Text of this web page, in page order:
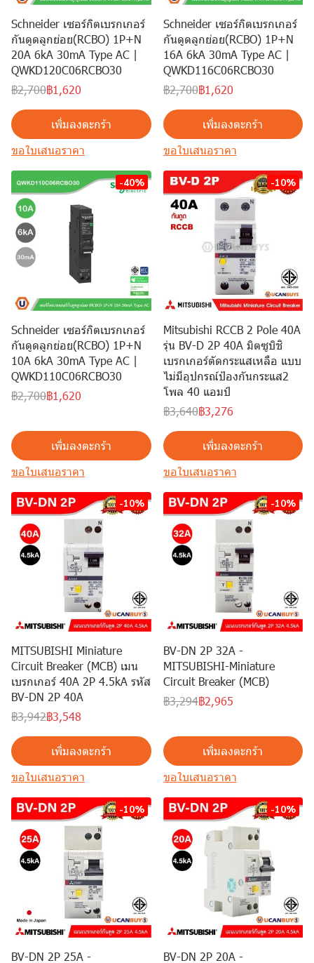
Schneider เซอร์กิตเบรกเกอร์
กันดูดลูกย่อย(RCBO) 1P+N
20A 6kA 30mA Type AC |
QWKD120C06RCBO30
฿2,700฿1,620
เพิ่มลงตะกร้า
ขอใบเสนอราคา
Schneider เซอร์กิตเบรกเกอร์
กันดูดลูกย่อย(RCBO) 1P+N
16A 6kA 30mA Type AC |
QWKD116C06RCBO30
฿2,700฿1,620
เพิ่มลงตะกร้า
ขอใบเสนอราคา
-40%
Schneider เซอร์กิตเบรกเกอร์
กันดูดลูกย่อย(RCBO) 1P+N
10A 6kA 30mA Type AC |
QWKD110C06RCBO30
฿2,700฿1,620
เพิ่มลงตะกร้า
ขอใบเสนอราคา
-10%
Mitsubishi RCCB 2 Pole 40A
รุ่น BV-D 2P 40A มิตซูบิชิ
เบรกเกอร์ตัดกระแสเหลือ แบบ
ไม่มีอุปกรณ์ป้องกันกระแส2
โพล 40 แอมป์
฿3,640฿3,276
เพิ่มลงตะกร้า
ขอใบเสนอราคา
-10%
MITSUBISHI Miniature
Circuit Breaker (MCB) เมน
เบรกเกอร์ 40A 2P 4.5kA รหัส
BV-DN 2P 40A
฿3,942฿3,548
เพิ่มลงตะกร้า
ขอใบเสนอราคา
-10%
BV-DN 2P 32A -
MITSUBISHI-Miniature
Circuit Breaker (MCB)
฿3,294฿2,965
เพิ่มลงตะกร้า
ขอใบเสนอราคา
-10%
BV-DN 2P 25A -
-10%
BV-DN 2P 20A -